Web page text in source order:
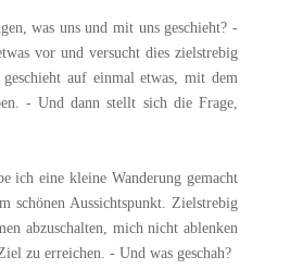
was uns und mit uns geschieht? -
vor und versucht dies zielstrebig
auf einmal etwas, mit dem
- Und dann stellt sich die Frage,
ich eine kleine Wanderung gemacht
schönen Aussichtspunkt. Zielstrebig
abzuschalten, mich nicht ablenken
zu erreichen. - Und was geschah?